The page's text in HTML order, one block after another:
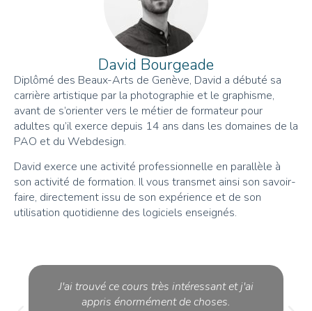
David Bourgeade
Diplômé des Beaux-Arts de Genève, David a débuté sa
carrière artistique par la photographie et le graphisme,
avant de s’orienter vers le métier de formateur pour
adultes qu’il exerce depuis 14 ans dans les domaines de la
PAO et du Webdesign.
David exerce une activité professionnelle en parallèle à
son activité de formation. Il vous transmet ainsi son savoir-
faire, directement issu de son expérience et de son
utilisation quotidienne des logiciels enseignés.
J'ai trouvé ce cours très intéressant et j'ai
appris énormément de choses.